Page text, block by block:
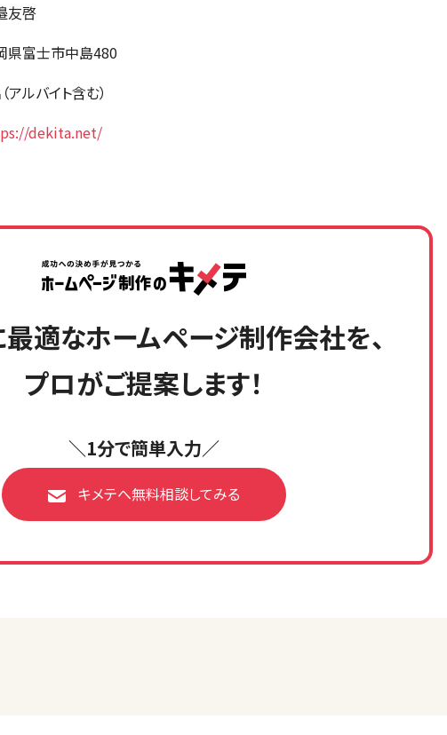
友啓
県富士市中島480
アルバイト含む）
dekita.net/
適なホームページ制作会社を、
プロがご提案します！
＼1分で簡単入力／
キメテへ無料相談してみる